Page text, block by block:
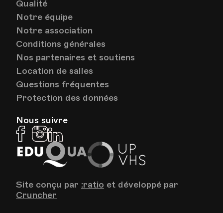
Qualité
Notre équipe
Notre association
Conditions générales
Nos partenaires et soutiens
Location de salles
Questions fréquentes
Protection des données
Nous suivre
FacebookInstagram
EduQua
Site conçu par :ratio et développé par
Cruncher